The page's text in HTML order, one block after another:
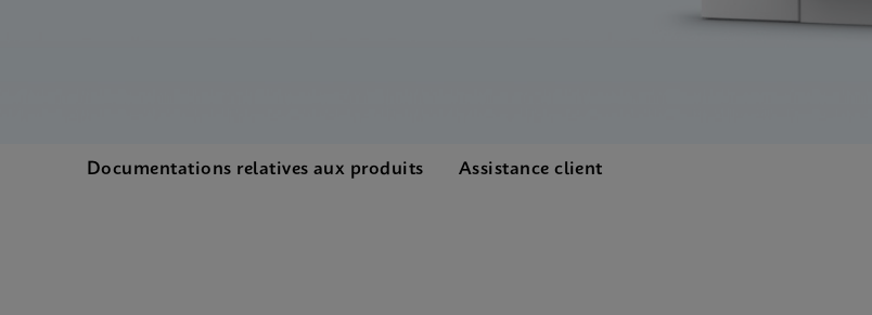
Documentations relatives aux produits Assistance client